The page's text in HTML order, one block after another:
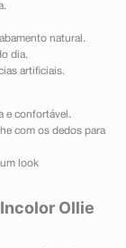
natural.
dia.
artificiais.
e confortável.
com os dedos para
look
Ollie